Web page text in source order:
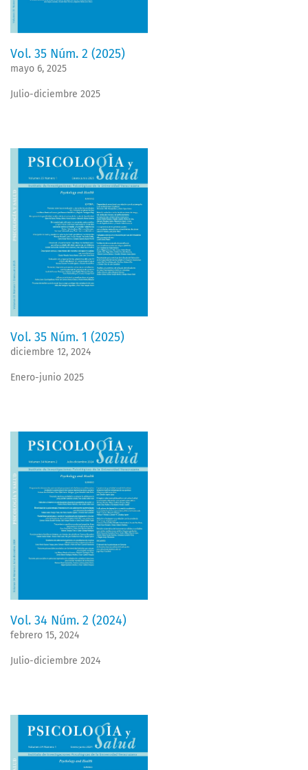
Vol. 35 Núm. 2 (2025)
mayo 6, 2025
Julio-diciembre 2025
Vol. 35 Núm. 1 (2025)
diciembre 12, 2024
Enero-junio 2025
Vol. 34 Núm. 2 (2024)
febrero 15, 2024
Julio-diciembre 2024